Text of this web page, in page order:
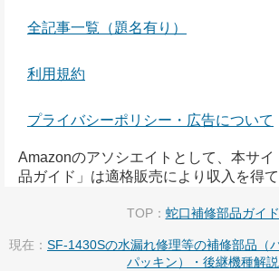
全記事一覧（題名有り）
利用規約
プライバシーポリシー・広告について
Amazonのアソシエイトとして、本サイ
品ガイド」は適格販売により収入を得て
TOP： 蛇口補修部品ガイド
現在： SF-1430Sの水漏れ修理等の補修部品（
パッキン）・後継機種解説